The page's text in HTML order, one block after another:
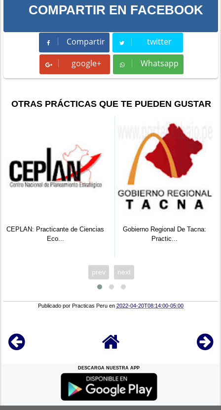
COMPARTIR EN FACEBOOK
Compartir
Compartir twitter
Tweet
google+ Whatsapp
Whatsapp
OTRAS PRÁCTICAS QUE TE PUEDEN GUSTAR
de Ciencias
Gobierno Regional De Tacna:
UGEL 05:
prev next
Publicado porPracticas Peru en2022-04-20T08:14:00-05:00
DESCARGA NUESTRA APP